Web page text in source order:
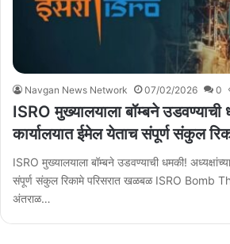
Navgan News Network 07/02/2026 0
ISRO मुख्यालयाला बॉम्बने उडवण्याची
कार्यालयात ईमेल येताच संपूर्ण संकुल
ISRO मुख्यालयाला बॉम्बने उडवण्याची धमकी!
संपूर्ण संकुल रिकामे परिसरात खळबळ ISRO Bomb
अंतराळ…